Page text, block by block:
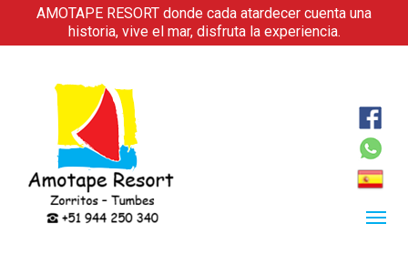
AMOTAPE RESORT donde cada atardecer cuenta una
historia, vive el mar, disfruta la experiencia.